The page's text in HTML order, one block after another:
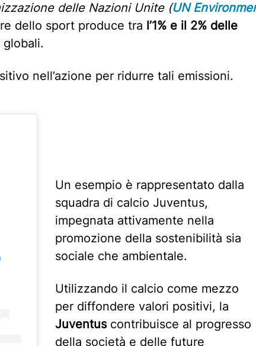
delle Nazioni Unite (UN
dello sport produce tra l’1% e il 2% delle
nell’azione per ridurre tali emissioni.
Un esempio è rappresentato dalla
squadra di calcio Juventus,
impegnata attivamente nella
promozione della sostenibilità sia
sociale che ambientale.
Utilizzando il calcio come mezzo
per diffondere valori positivi, la
Juventuscontribuisce al progresso
della società e delle future